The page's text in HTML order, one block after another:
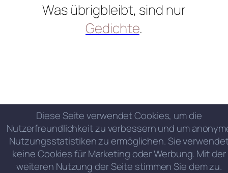
Was übrigbleibt, sind nur
Gedichte.
Diese Seite verwendet Cookies, um die
Nutzerfreundlichkeit zu verbessern und um
Nutzungsstatistiken zu ermöglichen. Sie
keine Cookies für Marketing oder Werbung. Mit der
weiteren Nutzung der Seite stimmen Sie dem zu.